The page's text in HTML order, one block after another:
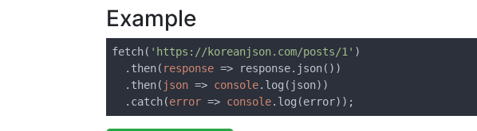
Example
fetch( 'https://koreanjson.com/posts/1' )
  .then(
response => response.json())
  .then(
json => console.log(json))
  .catch(
error => console.log(error));